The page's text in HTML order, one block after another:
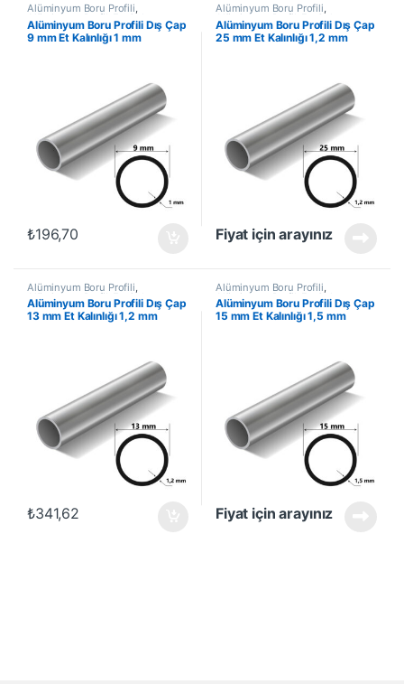
Alüminyum Boru Profili,
Alüminyum Profil En Çok
Satanlar,İndirimli Ürünler
Alüminyum Boru Profili Dış Çap
9 mm Et Kalınlığı 1 mm
₺196,70
Alüminyum Boru Profili,
Alüminyum Profil En Çok
Satanlar,İndirimli Ürünler
Alüminyum Boru Profili Dış Çap
25 mm Et Kalınlığı 1,2 mm
Fiyat için arayınız
Alüminyum Boru Profili
Alüminyum Profil En Çok
Satanlar,İndirimli Ürünler
Alüminyum Boru Profili Dış Çap
13 mm Et Kalınlığı 1,2 mm
₺341,62
Alüminyum Boru Profili
Alüminyum Profil En Çok
Satanlar,İndirimli Ürünler
Alüminyum Boru Profili Dış Çap
15 mm Et Kalınlığı 1,5 mm
Fiyat için arayınız